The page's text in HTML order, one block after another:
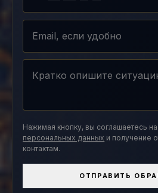
Нажимая кнопку, вы соглашаетесь на
персональных данных и получение
контактам.
ОТПРАВИТЬ